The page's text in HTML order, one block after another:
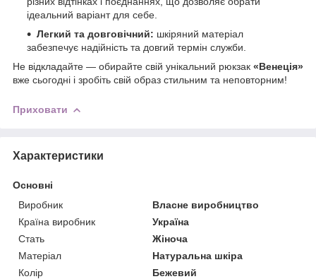
ідеальний варіант для себе.
Легкий та довговічний: шкіряний матеріал
забезпечує надійність та довгий термін служби.
Не відкладайте — обирайте свій унікальний рюкзак «Венеція»
вже сьогодні і зробіть свій образ стильним та неповторним!
Приховати
Характеристики
Основні
Виробник
Власне виробництво
Країна виробник
Україна
Стать
Жіноча
Матеріал
Натуральна шкіра
Колір
Бежевий